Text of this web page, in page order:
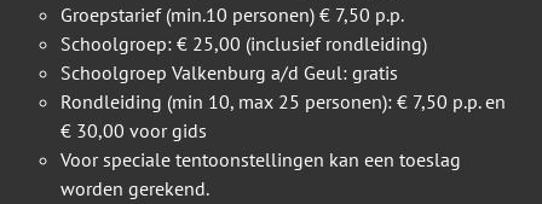
Groepstarief (min.10 personen) € 7,50 p.p.
Schoolgroep: € 25,00 (inclusief rondleiding)
Schoolgroep Valkenburg a/d Geul: gratis
Rondleiding (min 10, max 25 personen): € 7,50 p.p. en
€ 30,00 voor gids
Voor speciale tentoonstellingen kan een toeslag
worden gerekend.